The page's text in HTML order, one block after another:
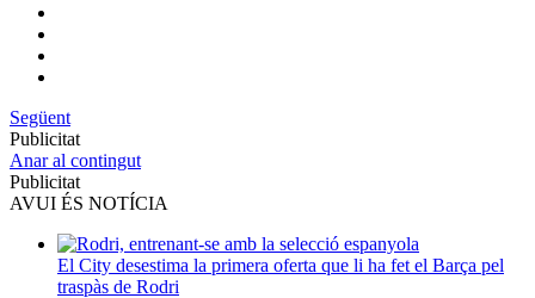
Següent
Publicitat
Anar al contingut
Publicitat
AVUI ÉS NOTÍCIA
El City desestima la primera oferta que li ha fet el Barça pel
traspàs de Rodri